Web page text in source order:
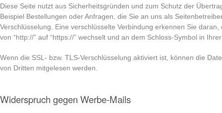
Diese Seite nutzt aus Sicherheitsgründen und zum Schutz der
Beispiel Bestellungen oder Anfragen, die Sie an uns als
Verschlüsselung. Eine verschlüsselte Verbindung erkennen Sie
von “http://” auf “https://” wechselt und an dem Schloss-Symbol in
Wenn die SSL- bzw. TLS-Verschlüsselung aktiviert ist, können die
von Dritten mitgelesen werden.
Widerspruch gegen Werbe-Mails